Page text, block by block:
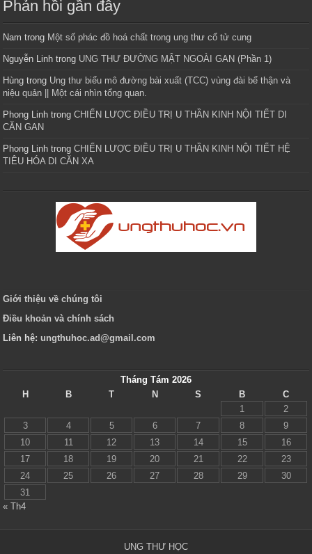
Phản hồi gần đây
Nam trong Một số phác đồ hoá chất trong ung thư cổ tử cung
Nguyễn Linh trong UNG THƯ ĐƯỜNG MẬT NGOÀI GAN (Phần 1)
Hùng trong Ung thư biểu mô đường bài xuất (TCC) vùng đài bể thận và
niệu quản || Một cái nhìn tổng quan.
Phong Linh trongCHIẾN LƯỢC ĐIỀU TRỊ U THẦN KINH NỘI TIẾT DI
CĂN GAN
Phong Linh trongCHIẾN LƯỢC ĐIỀU TRỊ U THẦN KINH NỘI TIẾT HỆ
TIÊU HÓA DI CĂN XA
Giới thiệu về chúng tôi
Điều khoản và chính sách
Liên hệ:ungthuhoc.ad@gmail.com
Tháng Tám 2026
H
B T N S B
C
1
2
3
4 5 6 7 8
9
10
11 12 13 14 15
16
17
18 19 20 21 22
23
24
25 26 27 28 29
30
31
« Th4
UNG THƯ HỌC